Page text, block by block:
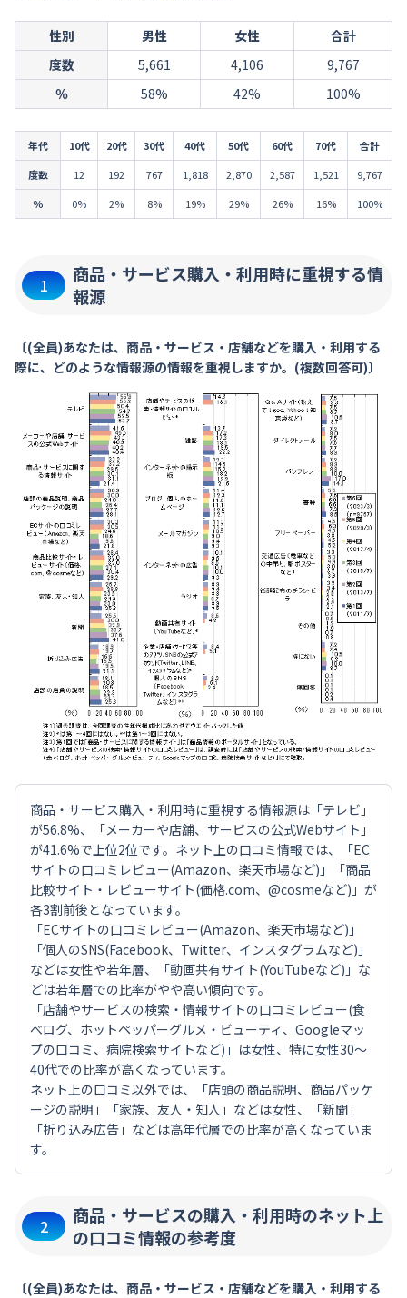
性別 男性 女性
合計
度数
5,661 4,106
9,767
％
58% 42% 100%
年代 10代 20代 30代 40代 50代 60代 70代
合計
度数
12 192 767 1,818 2,870 2,587 1,521
9,767
％
0% 2% 8% 19% 29% 26% 16% 100%
1
商品・サービス購入・利用時に重視する情
報源
〔(全員)あなたは、商品・サービス・店舗などを購入・利用する
際に、どのような情報源の情報を重視しますか。(複数回答可)〕
商品・サービス購入・利用時に重視する情報源は「テレビ」
が56.8%、「メーカーや店舗、サービスの公式Webサイト」
が41.6%で上位2位です。ネット上の口コミ情報では、「EC
サイトの口コミレビュー(Amazon、楽天市場など)」「商品
比較サイト・レビューサイト(価格.com、@cosmeなど)」が
各3割前後となっています。
「ECサイトの口コミレビュー(Amazon、楽天市場など)」
「個人のSNS(Facebook、Twitter、インスタグラムなど)」
などは女性や若年層、「動画共有サイト(YouTubeなど)」な
どは若年層での比率がやや高い傾向です。
「店舗やサービスの検索・情報サイトの口コミレビュー(食
べログ、ホットペッパーグルメ・ビューティ、Googleマッ
プの口コミ、病院検索サイトなど)」は女性、特に女性30～
40代での比率が高くなっています。
ネット上の口コミ以外では、「店頭の商品説明、商品パッケ
ージの説明」「家族、友人・知人」などは女性、「新聞」
「折り込み広告」などは高年代層での比率が高くなっていま
す。
2
商品・サービスの購入・利用時のネット上
の口コミ情報の参考度
〔(全員)あなたは、商品・サービス・店舗などを購入・利用する